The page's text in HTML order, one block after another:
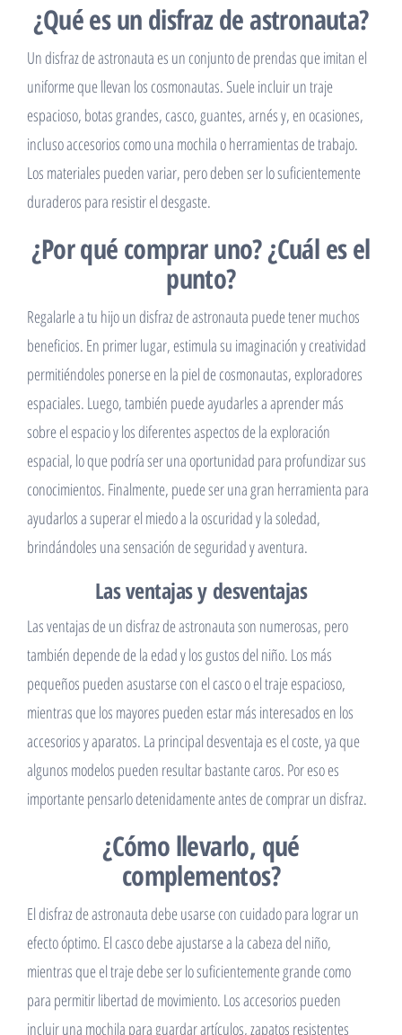
¿Qué es un disfraz de astronauta?
Un disfraz de astronauta es un conjunto de prendas que imitan el
uniforme que llevan los cosmonautas. Suele incluir un traje
espacioso, botas grandes, casco, guantes, arnés y, en ocasiones,
incluso accesorios como una mochila o herramientas de trabajo.
Los materiales pueden variar, pero deben ser lo suficientemente
duraderos para resistir el desgaste.
¿Por qué comprar uno? ¿Cuál es el
punto?
Regalarle a tu hijo un disfraz de astronauta puede tener muchos
beneficios. En primer lugar, estimula su imaginación y creatividad
permitiéndoles ponerse en la piel de cosmonautas, exploradores
espaciales. Luego, también puede ayudarles a aprender más
sobre el espacio y los diferentes aspectos de la exploración
espacial, lo que podría ser una oportunidad para profundizar sus
conocimientos. Finalmente, puede ser una gran herramienta para
ayudarlos a superar el miedo a la oscuridad y la soledad,
brindándoles una sensación de seguridad y aventura.
Las ventajas y desventajas
Las ventajas de un disfraz de astronauta son numerosas, pero
también depende de la edad y los gustos del niño. Los más
pequeños pueden asustarse con el casco o el traje espacioso,
mientras que los mayores pueden estar más interesados ​​en los
accesorios y aparatos. La principal desventaja es el coste, ya que
algunos modelos pueden resultar bastante caros. Por eso es
importante pensarlo detenidamente antes de comprar un disfraz.
¿Cómo llevarlo, qué
complementos?
El disfraz de astronauta debe usarse con cuidado para lograr un
efecto óptimo. El casco debe ajustarse a la cabeza del niño,
mientras que el traje debe ser lo suficientemente grande como
para permitir libertad de movimiento. Los accesorios pueden